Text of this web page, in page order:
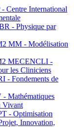
Centre International
- Physique par
MM - Modélisation
MECENCLI -
les Cliniciens
- Fondements de
Mathématiques
Vivant
- Optimisation
Innovation,